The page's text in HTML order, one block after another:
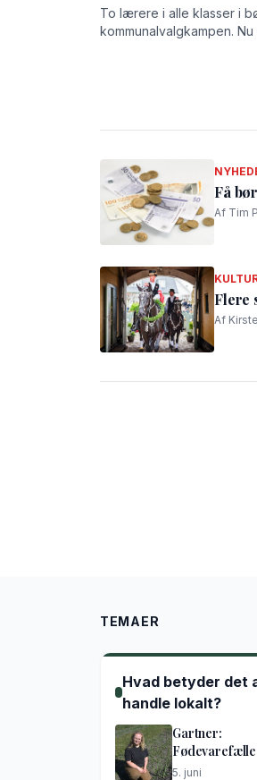
To lærere i alle klasser i
kommunalvalgkampen.
Få
Af Tim
Flere
Af
TEMAER
Hvad betyder det
handle lokalt?
Gartner:
god idé
5. juni